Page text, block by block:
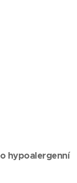
hypoalergenní